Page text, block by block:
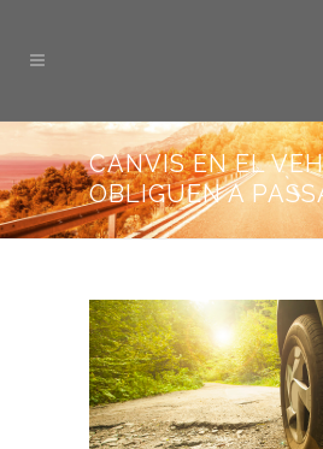
CANVIS EN EL
OBLIGUEN A